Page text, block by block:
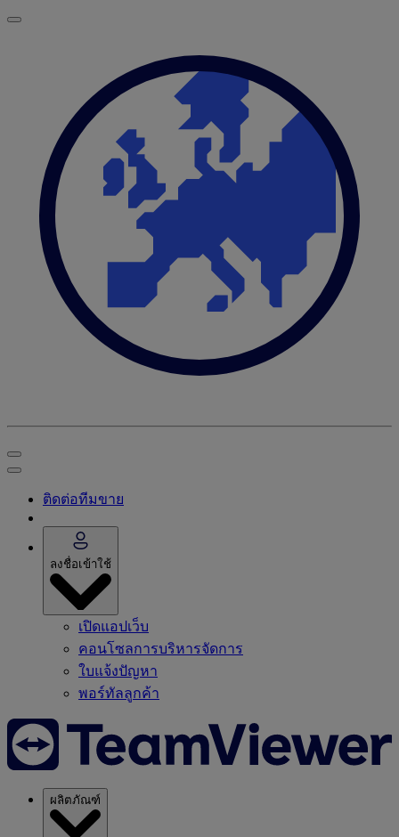
ติดต่อทีมขาย
ลงชื่อเข้าใช้
เปิดแอปเว็บ
คอนโซลการบริหารจัดการ
ใบแจ้งปัญหา
พอร์ทัลลูกค้า
ผลิตภัณฑ์